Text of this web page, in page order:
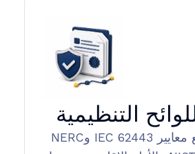
التنظيمية
التوافق التام مع معايير IEC 62443 وNERC